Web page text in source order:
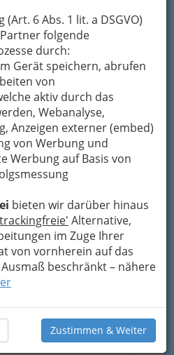
6 Abs. 1 lit. a DSGVO)
folgende
durch:
Gerät speichern, abrufen
von
aktiv durch das
Webanalyse,
Anzeigen externer (embed)
von Werbung und
Werbung auf Basis von
bieten wir darüber hinaus
Alternative,
im Zuge Ihrer
von vornherein auf das
beschränkt – nähere
Zustimmen & Weiter
wird nach dem
per Mail an das
Reisebus-Taxi-
Gesellschaft m.b.H.